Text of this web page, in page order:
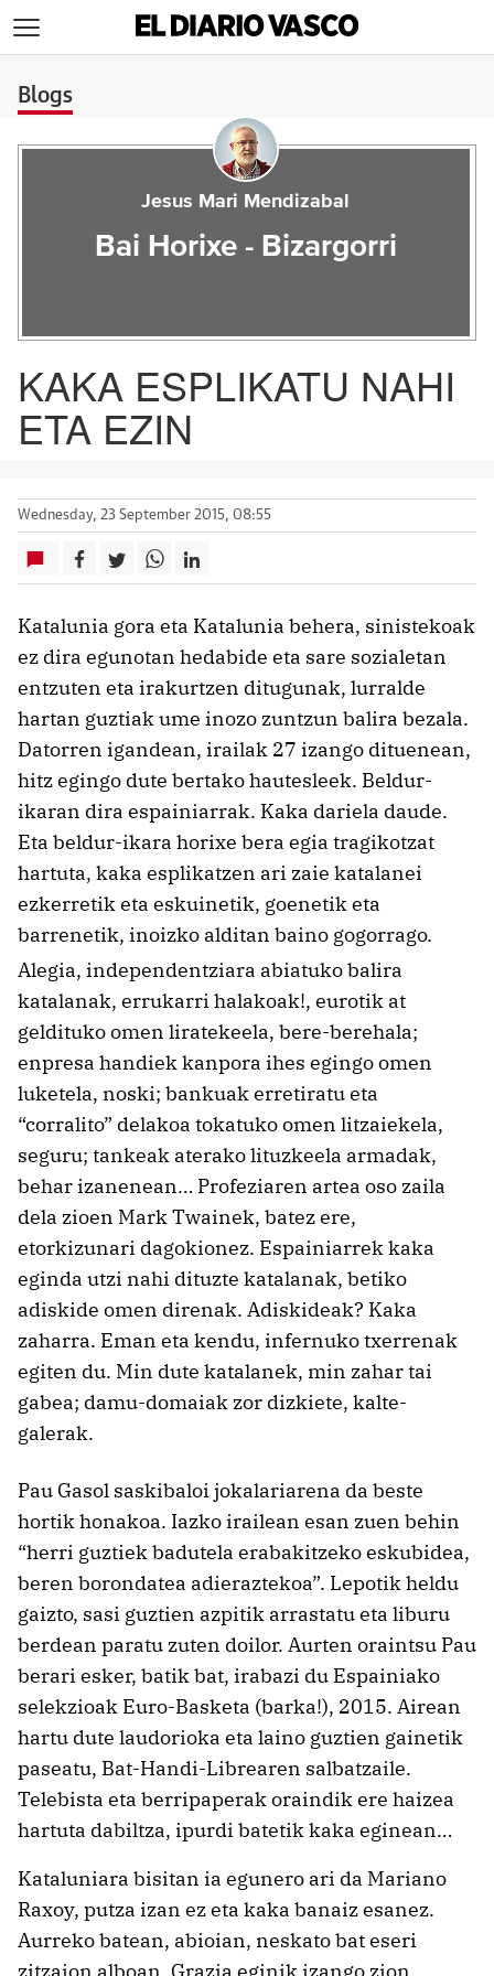
Blogs
Jesus Mari Mendizabal
Bai Horixe - Bizargorri
KAKA ESPLIKATU NAHI
ETA EZIN
Wednesday, 23 September 2015, 08:55
Katalunia gora eta Katalunia behera, sinistekoak
ez dira egunotan hedabide eta sare sozialetan
entzuten eta irakurtzen ditugunak, lurralde
hartan guztiak ume inozo zuntzun balira bezala.
Datorren igandean, irailak 27 izango dituenean,
hitz egingo dute bertako hautesleek. Beldur-
ikaran dira espainiarrak. Kaka dariela daude.
Eta beldur-ikara horixe bera egia tragikotzat
hartuta, kaka esplikatzen ari zaie katalanei
ezkerretik eta eskuinetik, goenetik eta
barrenetik, inoizko alditan baino gogorrago.
Alegia, independentziara abiatuko balira
katalanak, errukarri halakoak!, eurotik at
geldituko omen liratekeela, bere-berehala;
enpresa handiek kanpora ihes egingo omen
luketela, noski; bankuak erretiratu eta
“corralito” delakoa tokatuko omen litzaiekela,
seguru; tankeak aterako lituzkeela armadak,
behar izanenean… Profeziaren artea oso zaila
dela zioen Mark Twainek, batez ere,
etorkizunari dagokionez. Espainiarrek kaka
eginda utzi nahi dituzte katalanak, betiko
adiskide omen direnak. Adiskideak? Kaka
zaharra. Eman eta kendu, infernuko txerrenak
egiten du. Min dute katalanek, min zahar tai
gabea; damu-domaiak zor dizkiete, kalte-
galerak.
Pau Gasol saskibaloi jokalariarena da beste
hortik honakoa. Iazko irailean esan zuen behin
“herri guztiek badutela erabakitzeko eskubidea,
beren borondatea adieraztekoa”. Lepotik heldu
gaizto, sasi guztien azpitik arrastatu eta liburu
berdean paratu zuten doilor. Aurten oraintsu Pau
berari esker, batik bat, irabazi du Espainiako
selekzioak Euro-Basketa (barka!), 2015. Airean
hartu dute laudorioka eta laino guztien gainetik
paseatu, Bat-Handi-Librearen salbatzaile.
Telebista eta berripaperak oraindik ere haizea
hartuta dabiltza, ipurdi batetik kaka eginean…
Kataluniara bisitan ia egunero ari da Mariano
Raxoy, putza izan ez eta kaka banaiz esanez.
Aurreko batean, abioian, neskato bat eseri